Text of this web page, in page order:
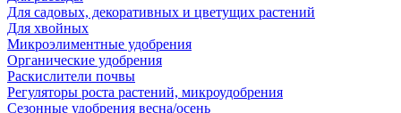
Для садовых, декоративных и цветущих растений
Для хвойных
Микроэлиментные удобрения
Органические удобрения
Раскислители почвы
Регуляторы роста растений, микроудобрения
Сезонные удобрения весна/осень